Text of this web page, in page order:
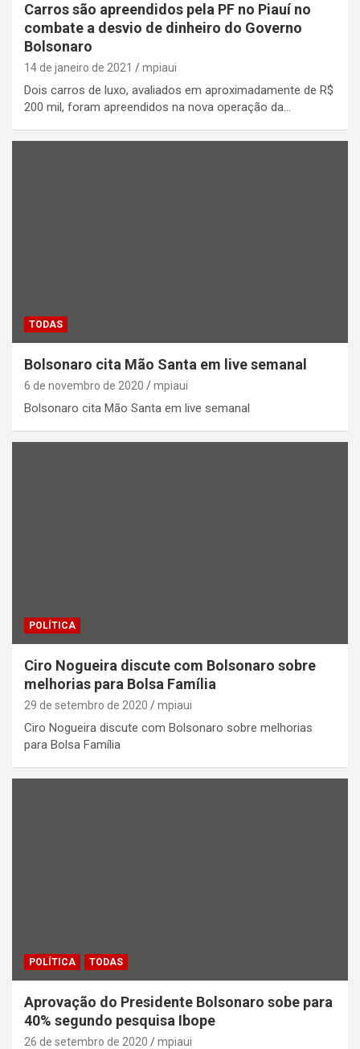
Carros são apreendidos pela PF no Piauí no
combate a desvio de dinheiro do Governo
Bolsonaro
14 de janeiro de 2021 mpiaui
Dois carros de luxo, avaliados em aproximadamente de R$
200 mil, foram apreendidos na nova operação da…
TODAS
Bolsonaro cita Mão Santa em live semanal
6 de novembro de 2020 mpiaui
Bolsonaro cita Mão Santa em live semanal
POLÍTICA
Ciro Nogueira discute com Bolsonaro sobre
melhorias para Bolsa Família
29 de setembro de 2020 mpiaui
Ciro Nogueira discute com Bolsonaro sobre melhorias
para Bolsa Família
POLÍTICA TODAS
Aprovação do Presidente Bolsonaro sobe para
40% segundo pesquisa Ibope
26 de setembro de 2020 mpiaui